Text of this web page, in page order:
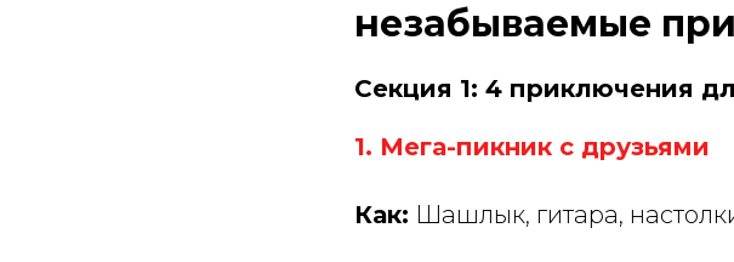
незабываемые
Секция 1: 4 приключения
1. Мега-пикник с друзьями
Как: Шашлык, гитара,